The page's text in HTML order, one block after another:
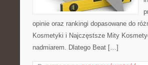
opinie oraz rankingi dopasowane do
Kosmetyki i Najczęstsze Mity
nadmiarem. Dlatego Beat […]